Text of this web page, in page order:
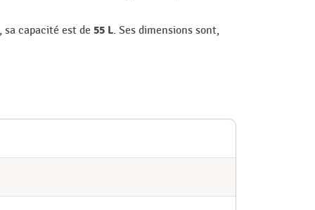
, sa capacité est de 55 L. Ses dimensions sont,